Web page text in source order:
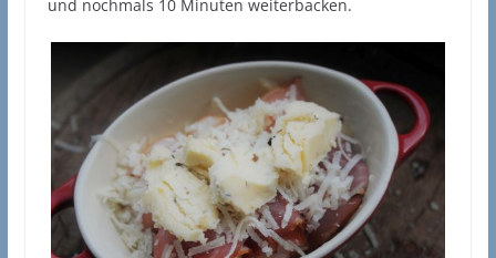
und nochmals 10 Minuten weiterbacken.